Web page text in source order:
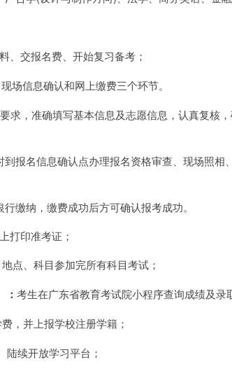
、交报名费、开始复习备考；
场信息确认和网上缴费三个环节。
求，准确填写基本信息及志愿信息，认真复核
报名信息确认点办理报名资格审查、现场照相
缴纳，缴费成功后方可确认报考成功。
打印准考证；
点、科目参加完所有科目考试；
考生在广东省教育考试院小程序查询成绩及录
，并上报学校注册学籍；
陆续开放学习平台；